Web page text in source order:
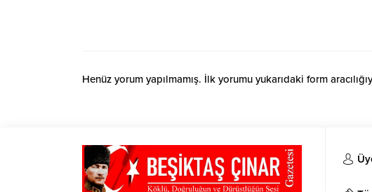
Henüz yorum yapılmamış. İlk yorumu yukarıdaki form